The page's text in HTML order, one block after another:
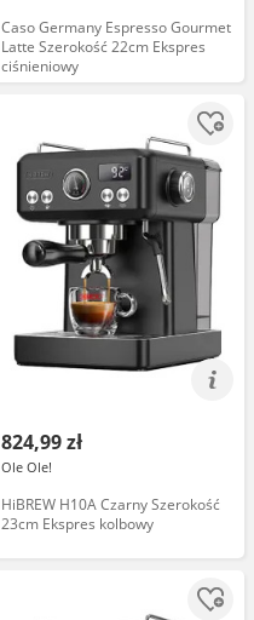
Caso Germany Espresso Gourmet
Latte Szerokość 22cm Ekspres
ciśnieniowy
824,99 zł
Ole Ole!
HiBREW H10A Czarny Szerokość
23cm Ekspres kolbowy